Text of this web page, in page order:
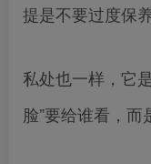
提是不要过度保养
私处也一样，它
脸”要给谁看，而